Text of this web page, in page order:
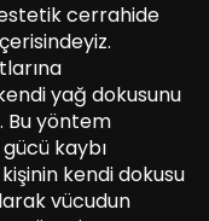
cerrahide
yağ dokusunu
Bu yöntem
kaybı
kendi dokusu
vücudun